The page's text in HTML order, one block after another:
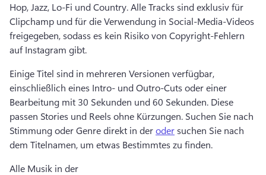
Hop, Jazz, Lo-Fi und Country. Alle Tracks sind exklusiv für
Clipchamp und für die Verwendung in Social-Media-Videos
freigegeben, sodass es kein Risiko von Copyright-Fehlern
auf Instagram gibt.
Einige Titel sind in mehreren Versionen verfügbar,
einschließlich eines Intro- und Outro-Cuts oder einer
Bearbeitung mit 30 Sekunden und 60 Sekunden. Diese
passen Stories und Reels ohne Kürzungen. Suchen Sie nach
Stimmung oder Genre direkt in der oder suchen Sie nach
dem Titelnamen, um etwas Bestimmtes zu finden.
Alle Musik in der